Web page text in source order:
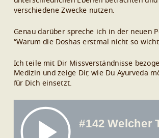
verschiedene Zwecke nutzen.
Genau darüber spreche ich in der neuen
“Warum die Doshas erstmal nicht so
Ich teile mit Dir Missverständnisse
Medizin und zeige Dir, wie Du Ayurveda
für Dich einsetzt.